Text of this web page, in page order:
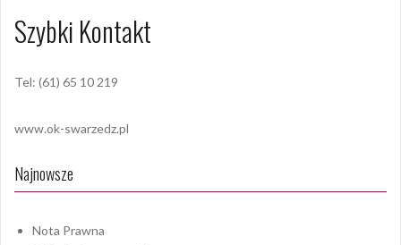
Szybki Kontakt
Tel: (61) 65 10 219
www.ok-swarzedz.pl
Najnowsze
Nota Prawna